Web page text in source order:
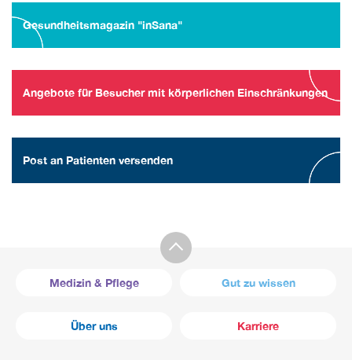
Gesundheitsmagazin "inSana"
Angebote für Besucher mit körperlichen Einschränkungen
Post an Patienten versenden
Medizin & Pflege Gut zu wissen
Über uns Karriere